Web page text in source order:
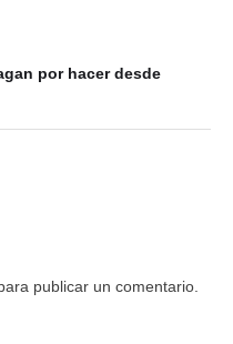
por hacer desde
publicar un comentario.